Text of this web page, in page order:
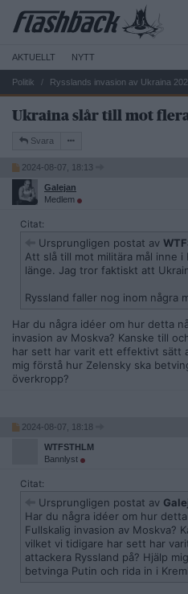
AKTUELLT NYTT
Politik Rysslands invasion av Ukraina
Ukraina slår till mot
Svara
2024-08-07, 18:13
Galejan
Medlem
Citat:
Ursprungligen postat av
Att slå till mot militära mål inne i
länge. Jag tror faktiskt att
Ryssland faller nog inom några
Har du några idéer om hur detta
invasion av Moskva? Kanske till
har sett har varit ett effektivt sätt
mig förstå hur Zelensky ska
överkropp?
2024-08-07, 18:18
WTFSTHLM
Bannlyst
Citat:
Ursprungligen postat av
Har du några idéer om hur
Fullskalig invasion av Moskva?
vilket vi tidigare har sett har
attackera Ryssland på? Hjälp
betvinga Putin och rida in i